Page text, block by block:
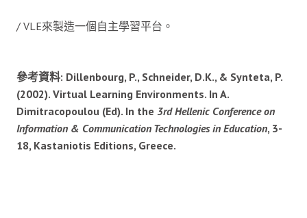
/ VLE來製造一個自主學習平台。
參考資料: Dillenbourg, P., Schneider, D.K., & Synteta, P.
(2002). Virtual Learning Environments. In A.
Dimitracopoulou (Ed). In the 3rd Hellenic Conference on
Information & Communication Technologies in Education, 3-
18, Kastaniotis Editions, Greece.